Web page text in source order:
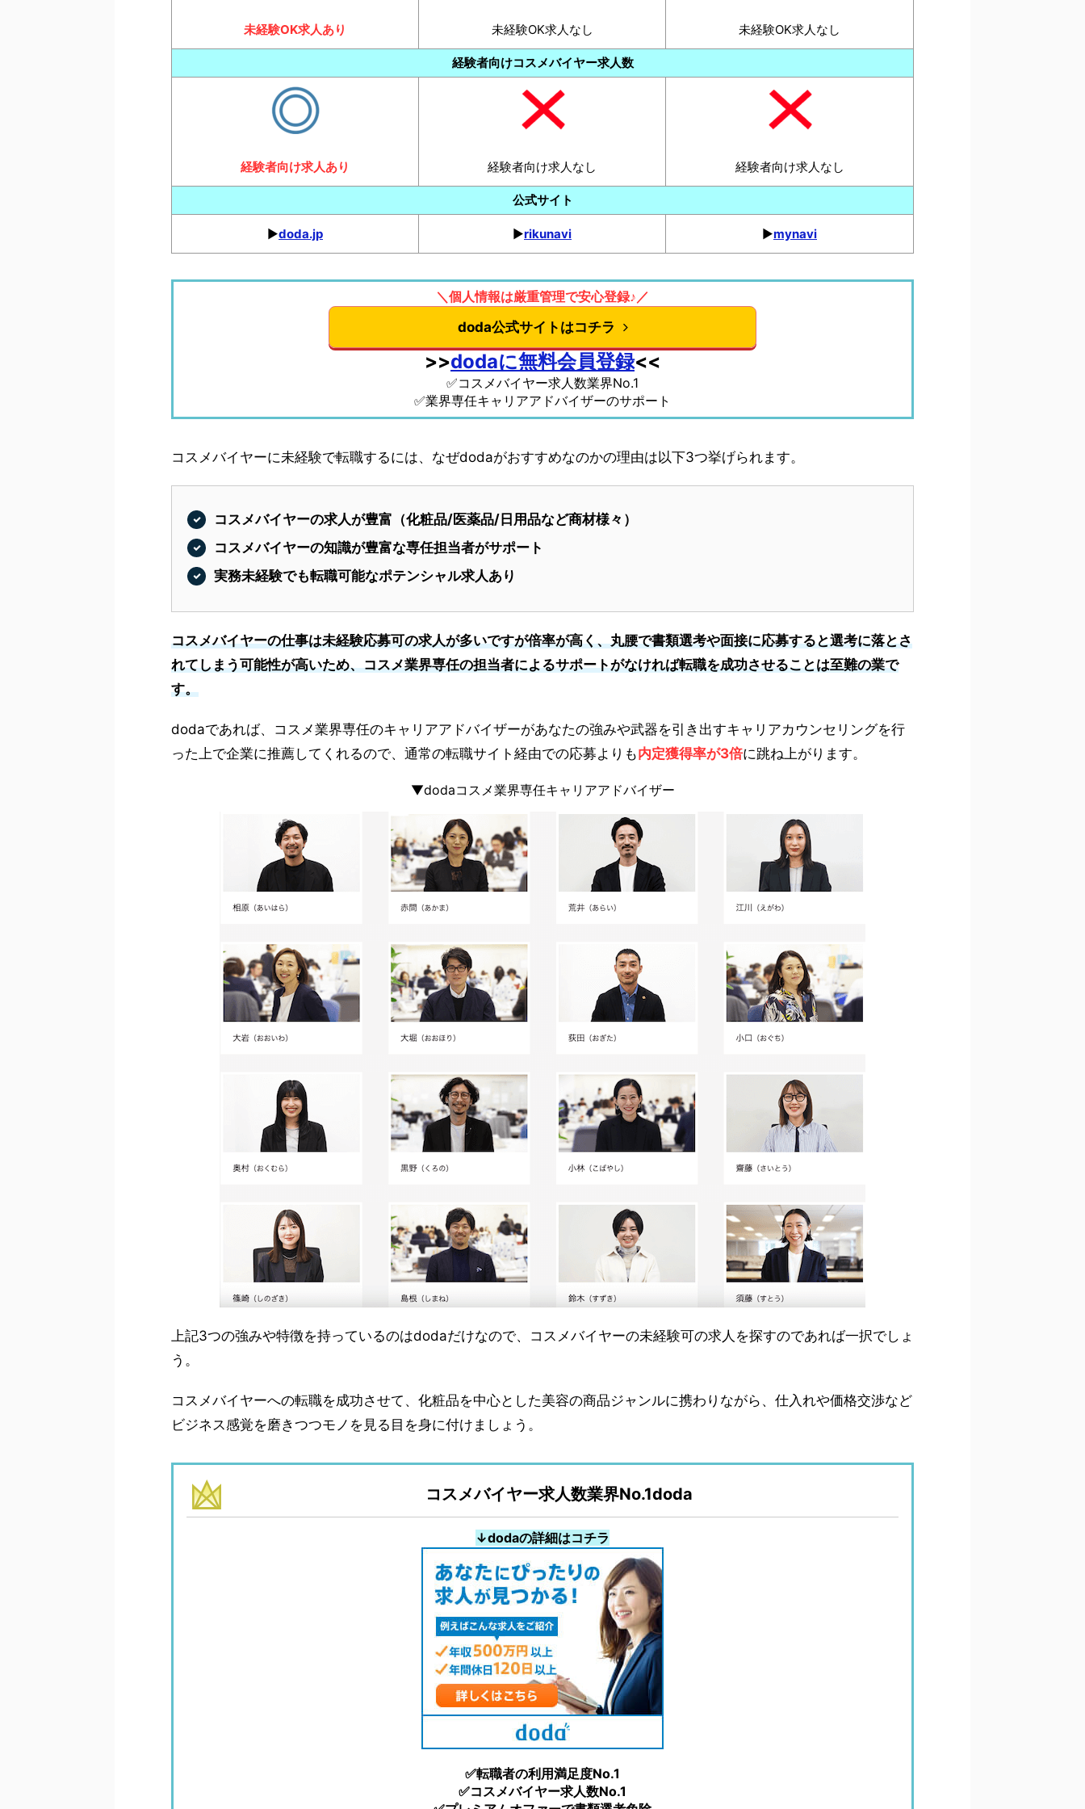
未経験OK求人あり 未経験OK求人なし 未経験OK求人なし
経験者向けコスメバイヤー求人数
経験者向け求人あり 経験者向け求人なし 経験者向け求人なし
公式サイト
▶︎doda.jp ▶︎rikunavi ▶︎mynavi
＼個人情報は厳重管理で安心登録♪／
doda公式サイトはコチラ
>>dodaに無料会員登録<<
✅コスメバイヤー求人数業界No.1
✅業界専任キャリアアドバイザーのサポート
コスメバイヤーに未経験で転職するには、なぜdodaがおすすめなのかの理由は以下3つ挙げられます。
コスメバイヤーの求人が豊富（化粧品/医薬品/日用品など商材様々）
コスメバイヤーの知識が豊富な専任担当者がサポート
実務未経験でも転職可能なポテンシャル求人あり
コスメバイヤーの仕事は未経験応募可の求人が多いですが倍率が高く、丸腰で書類選考や面接に応募すると選考に落とさ
れてしまう可能性が高いため、コスメ業界専任の担当者によるサポートがなければ転職を成功させることは至難の業で
す。
dodaであれば、コスメ業界専任のキャリアアドバイザーがあなたの強みや武器を引き出すキャリアカウンセリングを行
った上で企業に推薦してくれるので、通常の転職サイト経由での応募よりも内定獲得率が3倍に跳ね上がります。
▼dodaコスメ業界専任キャリアアドバイザー
上記3つの強みや特徴を持っているのはdodaだけなので、コスメバイヤーの未経験可の求人を探すのであれば一択でしょ
う。
コスメバイヤーへの転職を成功させて、化粧品を中心とした美容の商品ジャンルに携わりながら、仕入れや価格交渉など
ビジネス感覚を磨きつつモノを見る目を身に付けましょう。
コスメバイヤー求人数業界No.1doda
↓dodaの詳細はコチラ
✅転職者の利用満足度No.1
✅コスメバイヤー求人数No.1